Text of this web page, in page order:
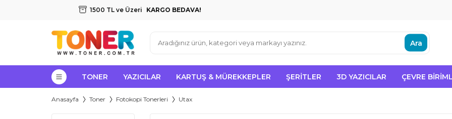
1500 TL ve Üzeri KARGO BEDAVA!
Ara
TONER YAZICILAR KARTUŞ & MÜREKKEPLER ŞERITLER 3D YAZICILAR ÇEVRE
Anasayfa Toner Fotokopi Tonerleri Utax